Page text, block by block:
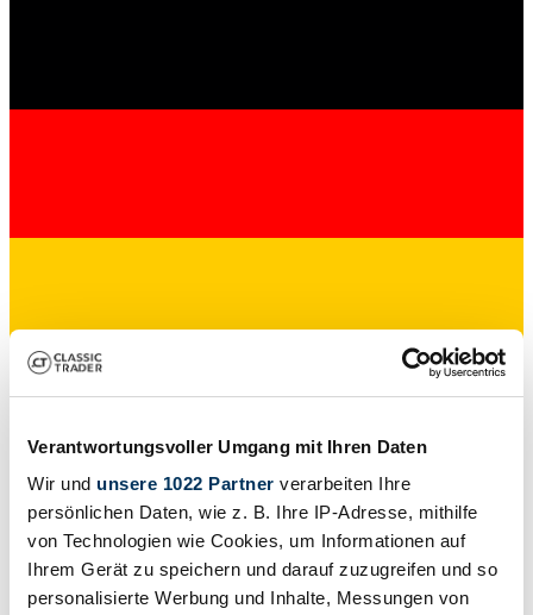
Verantwortungsvoller Umgang mit Ihren Daten
Wir und unsere 1022 Partner verarbeiten Ihre
persönlichen Daten, wie z. B. Ihre IP-Adresse, mithilfe
von Technologien wie Cookies, um Informationen auf
Ihrem Gerät zu speichern und darauf zuzugreifen und so
personalisierte Werbung und Inhalte, Messungen von
Dealer